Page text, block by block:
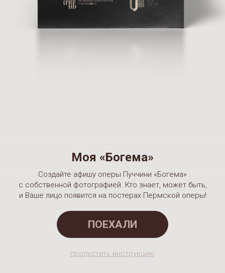
Моя «Богема»
Создайте афишу оперы Пуччини «Богема»
с собственной фотографией. Кто знает, может быть,
и Ваше лицо появится на постерах Пермской оперы!
ПОЕХАЛИ
пропустить инструкцию